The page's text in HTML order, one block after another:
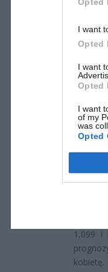
I want
Opted
I want
Opted
I want
of my
was
Opted
7
7
Polska
1,099 i
kobietę.